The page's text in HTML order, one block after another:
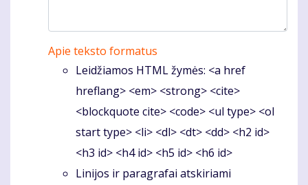
Apie teksto formatus
Leidžiamos HTML žymės: <a href
hreflang> <em> <strong> <cite>
<blockquote cite> <code> <ul type> <ol
start type> <li> <dl> <dt> <dd> <h2 id>
<h3 id> <h4 id> <h5 id> <h6 id>
Linijos ir paragrafai atskiriami